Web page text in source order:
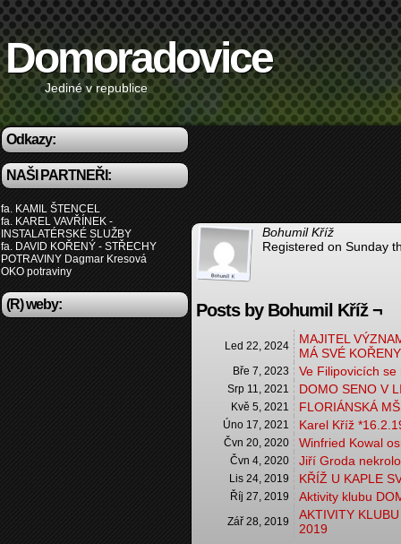
Domoradovice
Jediné v republice
Odkazy:
NAŠI PARTNEŘI:
fa. KAMIL ŠTENCEL
fa. KAREL VAVŘÍNEK -
INSTALATÉRSKÉ SLUŽBY
fa. DAVID KOŘENÝ - STŘECHY
POTRAVINY Dagmar Kresová
OKO potraviny
(R) weby:
Bohumil Kříž
Registered on Sunday
Posts by Bohumil Kříž ¬
Led 22, 2024
MAJITEL
MÁ SVÉ
Bře 7, 2023 Ve Filipovicích
Srp 11, 2021 DOMO SENO V
Kvě 5, 2021 FLORIÁNSKÁ
Úno 17, 2021 Karel Kříž
Čvn 20, 2020 Winfried Kowal
Čvn 4, 2020 Jiří Groda
Lis 24, 2019 KŘÍŽ U KAPLE
Říj 27, 2019 Aktivity klubu
Zář 28, 2019
AKTIVITY
2019